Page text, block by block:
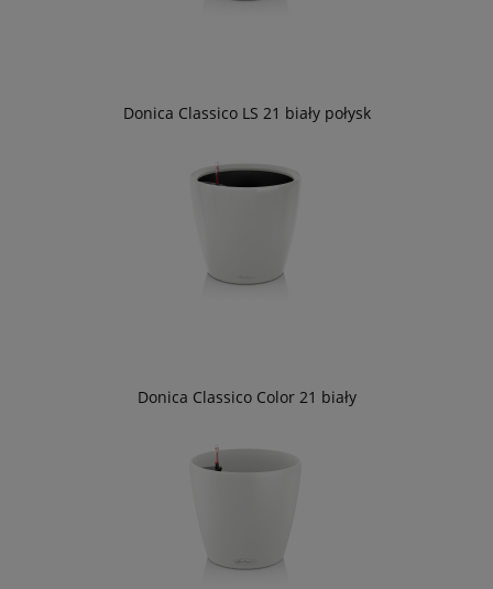
Donica Classico LS 21 biały połysk
Donica Classico Color 21 biały